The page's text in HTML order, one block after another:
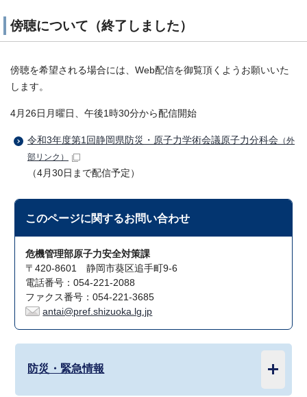
傍聴について（終了しました）
傍聴を希望される場合には、Web配信を御覧頂くようお願いいた
します。
4月26日月曜日、午後1時30分から配信開始
令和3年度第1回静岡県防災・原子力学術会議原子力分科会 （外
部リンク）
（4月30日まで配信予定）
このページに関するお問い合わせ
危機管理部原子力安全対策課
〒420-8601 静岡市葵区追手町9-6
電話番号：054-221-2088
ファクス番号：054-221-3685
antai@pref.shizuoka.lg.jp
防災・緊急情報